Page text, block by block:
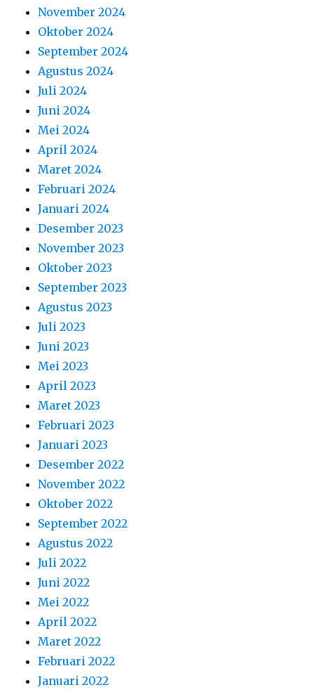
November 2024
Oktober 2024
September 2024
Agustus 2024
Juli 2024
Juni 2024
Mei 2024
April 2024
Maret 2024
Februari 2024
Januari 2024
Desember 2023
November 2023
Oktober 2023
September 2023
Agustus 2023
Juli 2023
Juni 2023
Mei 2023
April 2023
Maret 2023
Februari 2023
Januari 2023
Desember 2022
November 2022
Oktober 2022
September 2022
Agustus 2022
Juli 2022
Juni 2022
Mei 2022
April 2022
Maret 2022
Februari 2022
Januari 2022